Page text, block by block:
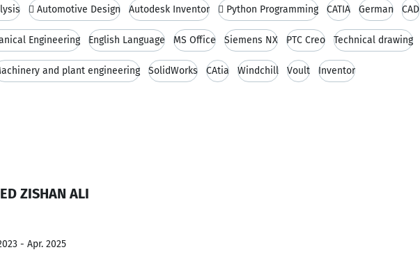
 Automotive Design Autodesk Inventor  Python Programming CATIA German CAD
Engineering English Language MS Office Siemens NX PTC Creo Technical drawing
and plant engineering SolidWorks CAtia Windchill Voult Inventor
ZISHAN ALI
- Apr. 2025